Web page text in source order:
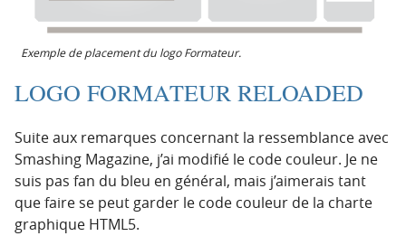
Exemple de placement du logo Formateur.
LOGO FORMATEUR RELOADED
Suite aux remarques concernant la ressemblance avec
Smashing Magazine, j’ai modifié le code couleur. Je ne
suis pas fan du bleu en général, mais j’aimerais tant
que faire se peut garder le code couleur de la charte
graphique HTML5.